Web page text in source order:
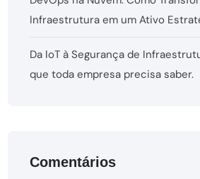
Infraestrutura em um Ativo
Da IoT à Segurança de
que toda empresa precisa saber.
Comentários